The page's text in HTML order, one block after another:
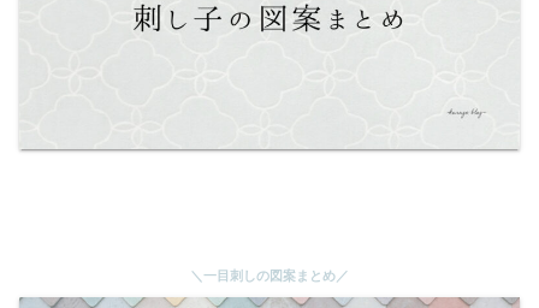
＼一目刺しの図案まとめ／